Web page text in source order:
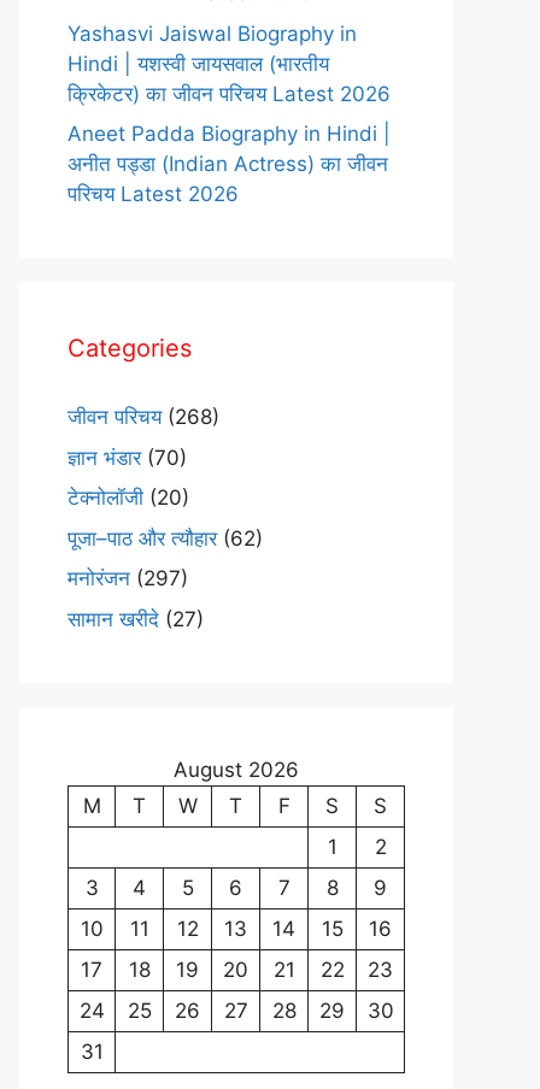
Yashasvi Jaiswal Biography in
Hindi | यशस्वी जायसवाल (भारतीय
क्रिकेटर) का जीवन परिचय Latest 2026
Aneet Padda Biography in Hindi |
अनीत पड्डा (Indian Actress) का जीवन
परिचय Latest 2026
Categories
जीवन परिचय(268)
ज्ञान भंडार(70)
टेक्नोलॉजी (20)
पूजा–पाठ और त्यौहार(62)
मनोरंजन (297)
सामान खरीदे (27)
August 2026
M
T W T F S
S
1
2
3
4 5 6 7 8
9
10
11 12 13 14 15
16
17
18 19 20 21 22
23
24
25 26 27 28 29
30
31